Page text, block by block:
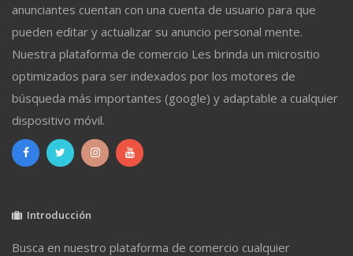
anunciantes cuentan con una cuenta de usuario para que
pueden editar y actualizar su anuncio personal mente.
Nuestra plataforma de comercio Les brinda un micrositio
optimizados para ser indexados por los motores de
búsqueda más importantes (google) y adaptable a cualquier
dispositivo móvil.
Introducción
Busca en nuestro plataforma de comercio cualquier